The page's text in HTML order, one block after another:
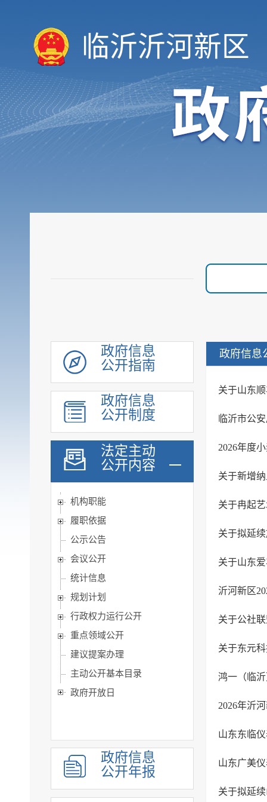
临沂沂河新区
政府信息
公开指南
政府信息
公开制度
法定主动
公开内容
机构职能
履职依据
公示公告
会议公开
统计信息
规划计划
行政权力运行公开
重点领域公开
建议提案办理
主动公开基本目录
政府开放日
政府信息
公开年报
政府信息
关于山东
临沂市公
2026年度
关于新增
关于冉起
关于拟延
关于山东
沂河新区
关于公社
关于东元
鸿一（临
2026年沂
山东东临
山东广美
关于拟延